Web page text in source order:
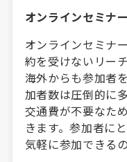
オンラインセミナ
オンラインセミナ
約を受けないリー
海外からも参加者
加者数は圧倒的に
交通費が不要なた
きます。参加者に
気軽に参加できる